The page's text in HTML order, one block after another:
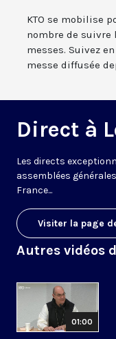
KTO se mobilise
nombre de
messes. Suivez
messe diffusée
Direct à
Les directs
assemblées
France...
Visiter la page
Autres vidéos
01:00